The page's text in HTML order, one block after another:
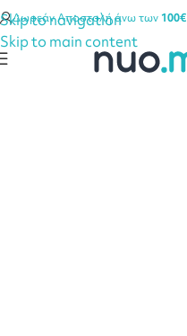
Skip to navigation
Skip to main content
Δωρεάν Αποστολή άνω των100€